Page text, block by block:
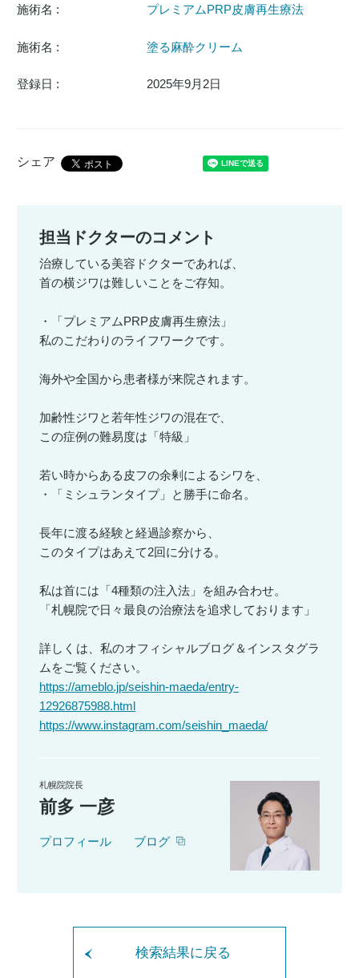
施術名 : プレミアムPRP皮膚再生療法
施術名 : 塗る麻酔クリーム
登録日 : 2025年9月2日
シェア
担当ドクターのコメント
治療している美容ドクターであれば、
首の横ジワは難しいことをご存知。
・「プレミアムPRP皮膚再生療法」
私のこだわりのライフワークです。
海外や全国から患者様が来院されます。
加齢性ジワと若年性ジワの混在で、
この症例の難易度は「特級」
若い時からある皮フの余剰によるシワを、
・「ミシュランタイプ」と勝手に命名。
長年に渡る経験と経過診察から、
このタイプはあえて2回に分ける。
私は首には「4種類の注入法」を組み合わせ。
「札幌院で日々最良の治療法を追求しております」
詳しくは、私のオフィシャルブログ＆インスタグラ
ムをご覧ください。
https://ameblo.jp/seishin-maeda/entry-
12926875988.html
https://www.instagram.com/seishin_maeda/
札幌院院長
前多 一彦
プロフィール ブログ
検索結果に戻る